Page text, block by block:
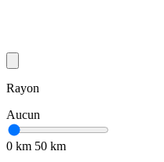
Rayon
Aucun
0 km 50 km